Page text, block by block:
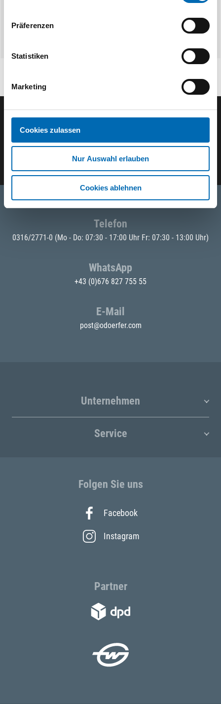
Präferenzen
Statistiken
Marketing
Cookies zulassen
Nur Auswahl erlauben
Cookies ablehnen
Der ODÖRFER Newsletter
Telefon
0316/2771-0 (Mo - Do: 07:30 - 17:00 Uhr Fr: 07:30 - 13:00 Uhr)
WhatsApp
+43 (0)676 827 755 55
E-Mail
post@odoerfer.com
Unternehmen
Service
Folgen Sie uns
Facebook
Instagram
Partner